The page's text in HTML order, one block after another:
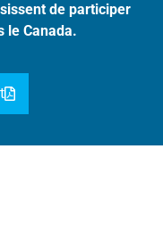
de participer
le Canada.